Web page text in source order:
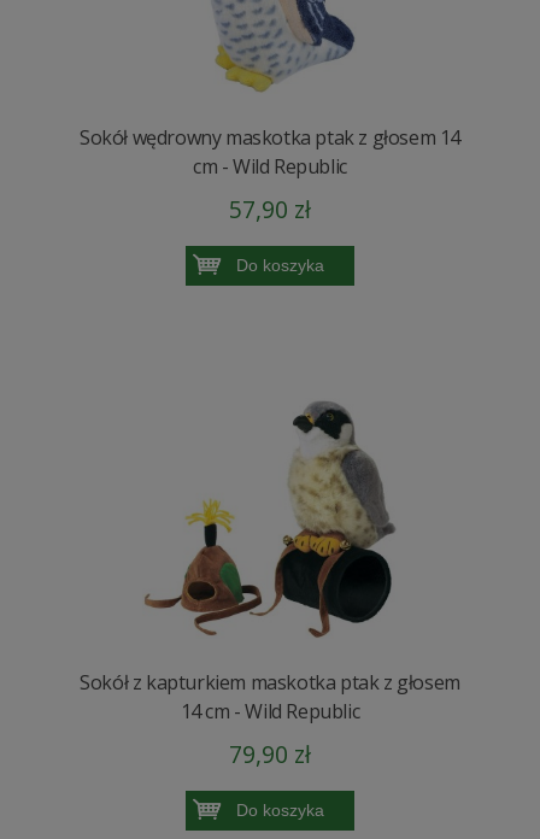
Sokół wędrowny maskotka ptak z głosem 14
cm - Wild Republic
57,90 zł
Do koszyka
Sokół z kapturkiem maskotka ptak z głosem
14 cm - Wild Republic
79,90 zł
Do koszyka